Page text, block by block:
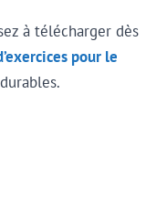
à télécharger dès
pour le